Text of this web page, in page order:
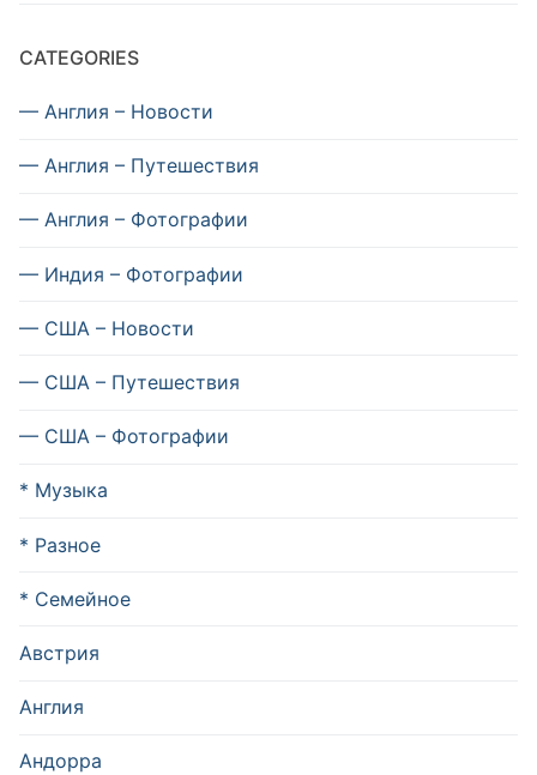
CATEGORIES
— Англия – Новости
— Англия – Путешествия
— Англия – Фотографии
— Индия – Фотографии
— США – Новости
— США – Путешествия
— США – Фотографии
* Музыка
* Разное
* Семейное
Австрия
Англия
Андорра